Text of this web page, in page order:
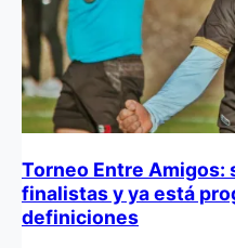
Torneo Entre Amigos:
finalistas y ya está
definiciones